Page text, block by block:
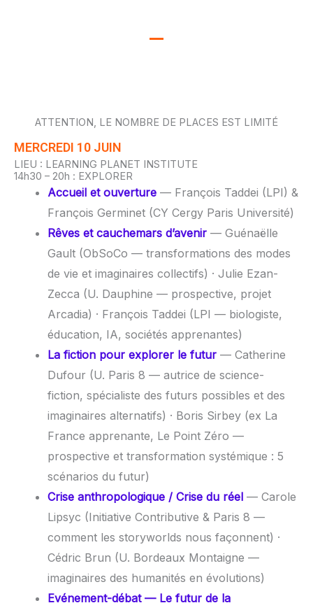
ATTENTION, LE NOMBRE DE PLACES EST LIMITÉ
MERCREDI 10 JUIN
LIEU : LEARNING PLANET INSTITUTE
14h30 – 20h : EXPLORER
Accueil et ouverture — François Taddei (LPI) &
François Germinet (CY Cergy Paris Université)
Rêves et cauchemars d’avenir — Guénaëlle
Gault (ObSoCo — transformations des modes
de vie et imaginaires collectifs) · Julie Ezan-
Zecca (U. Dauphine — prospective, projet
Arcadia) · François Taddei (LPI — biologiste,
éducation, IA, sociétés apprenantes)
La fiction pour explorer le futur — Catherine
Dufour (U. Paris 8 — autrice de science-
fiction, spécialiste des futurs possibles et des
imaginaires alternatifs) · Boris Sirbey (ex La
France apprenante, Le Point Zéro —
prospective et transformation systémique : 5
scénarios du futur)
Crise anthropologique / Crise du réel — Carole
Lipsyc (Initiative Contributive & Paris 8 —
comment les storyworlds nous façonnent) ·
Cédric Brun (U. Bordeaux Montaigne —
imaginaires des humanités en évolutions)
Evénement-débat — Le futur de la